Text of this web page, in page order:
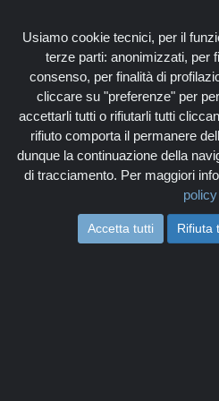
L'ALTRA
Usiamo cookie tecnici, per il
terze parti: anonimizzati, per
consenso, per finalità di
cliccare su "preferenze" per
accettarli tutti o rifiutarli tutti
rifiuto comporta il permanere
dunque la continuazione della
di tracciamento. Per maggiori
policy
Accetta tutti Rifiuta